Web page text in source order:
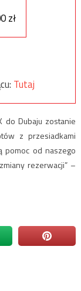
zł
Tutaj
do Dubaju zostanie
z przesiadkami
pomoc od naszego
rezerwacji” –